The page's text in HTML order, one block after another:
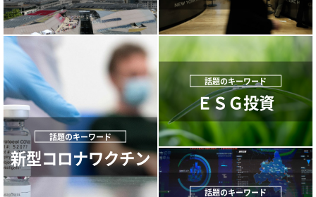
新型コロナワクチン
ＥＳＧ投資